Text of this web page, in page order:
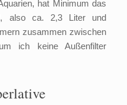
hat Minimum das
also ca. 2,3 Liter und
zusammen zwischen
ich keine Außenfilter